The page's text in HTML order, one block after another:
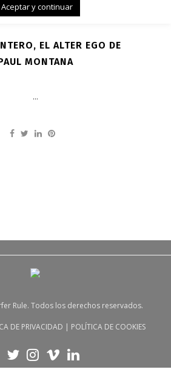
EL ALTER EGO DE
MONTANA
...
Rule. Todos los derechos reservados.
DE PRIVACIDAD | POLÍTICA DE COOKIES
Aceptar y continuar